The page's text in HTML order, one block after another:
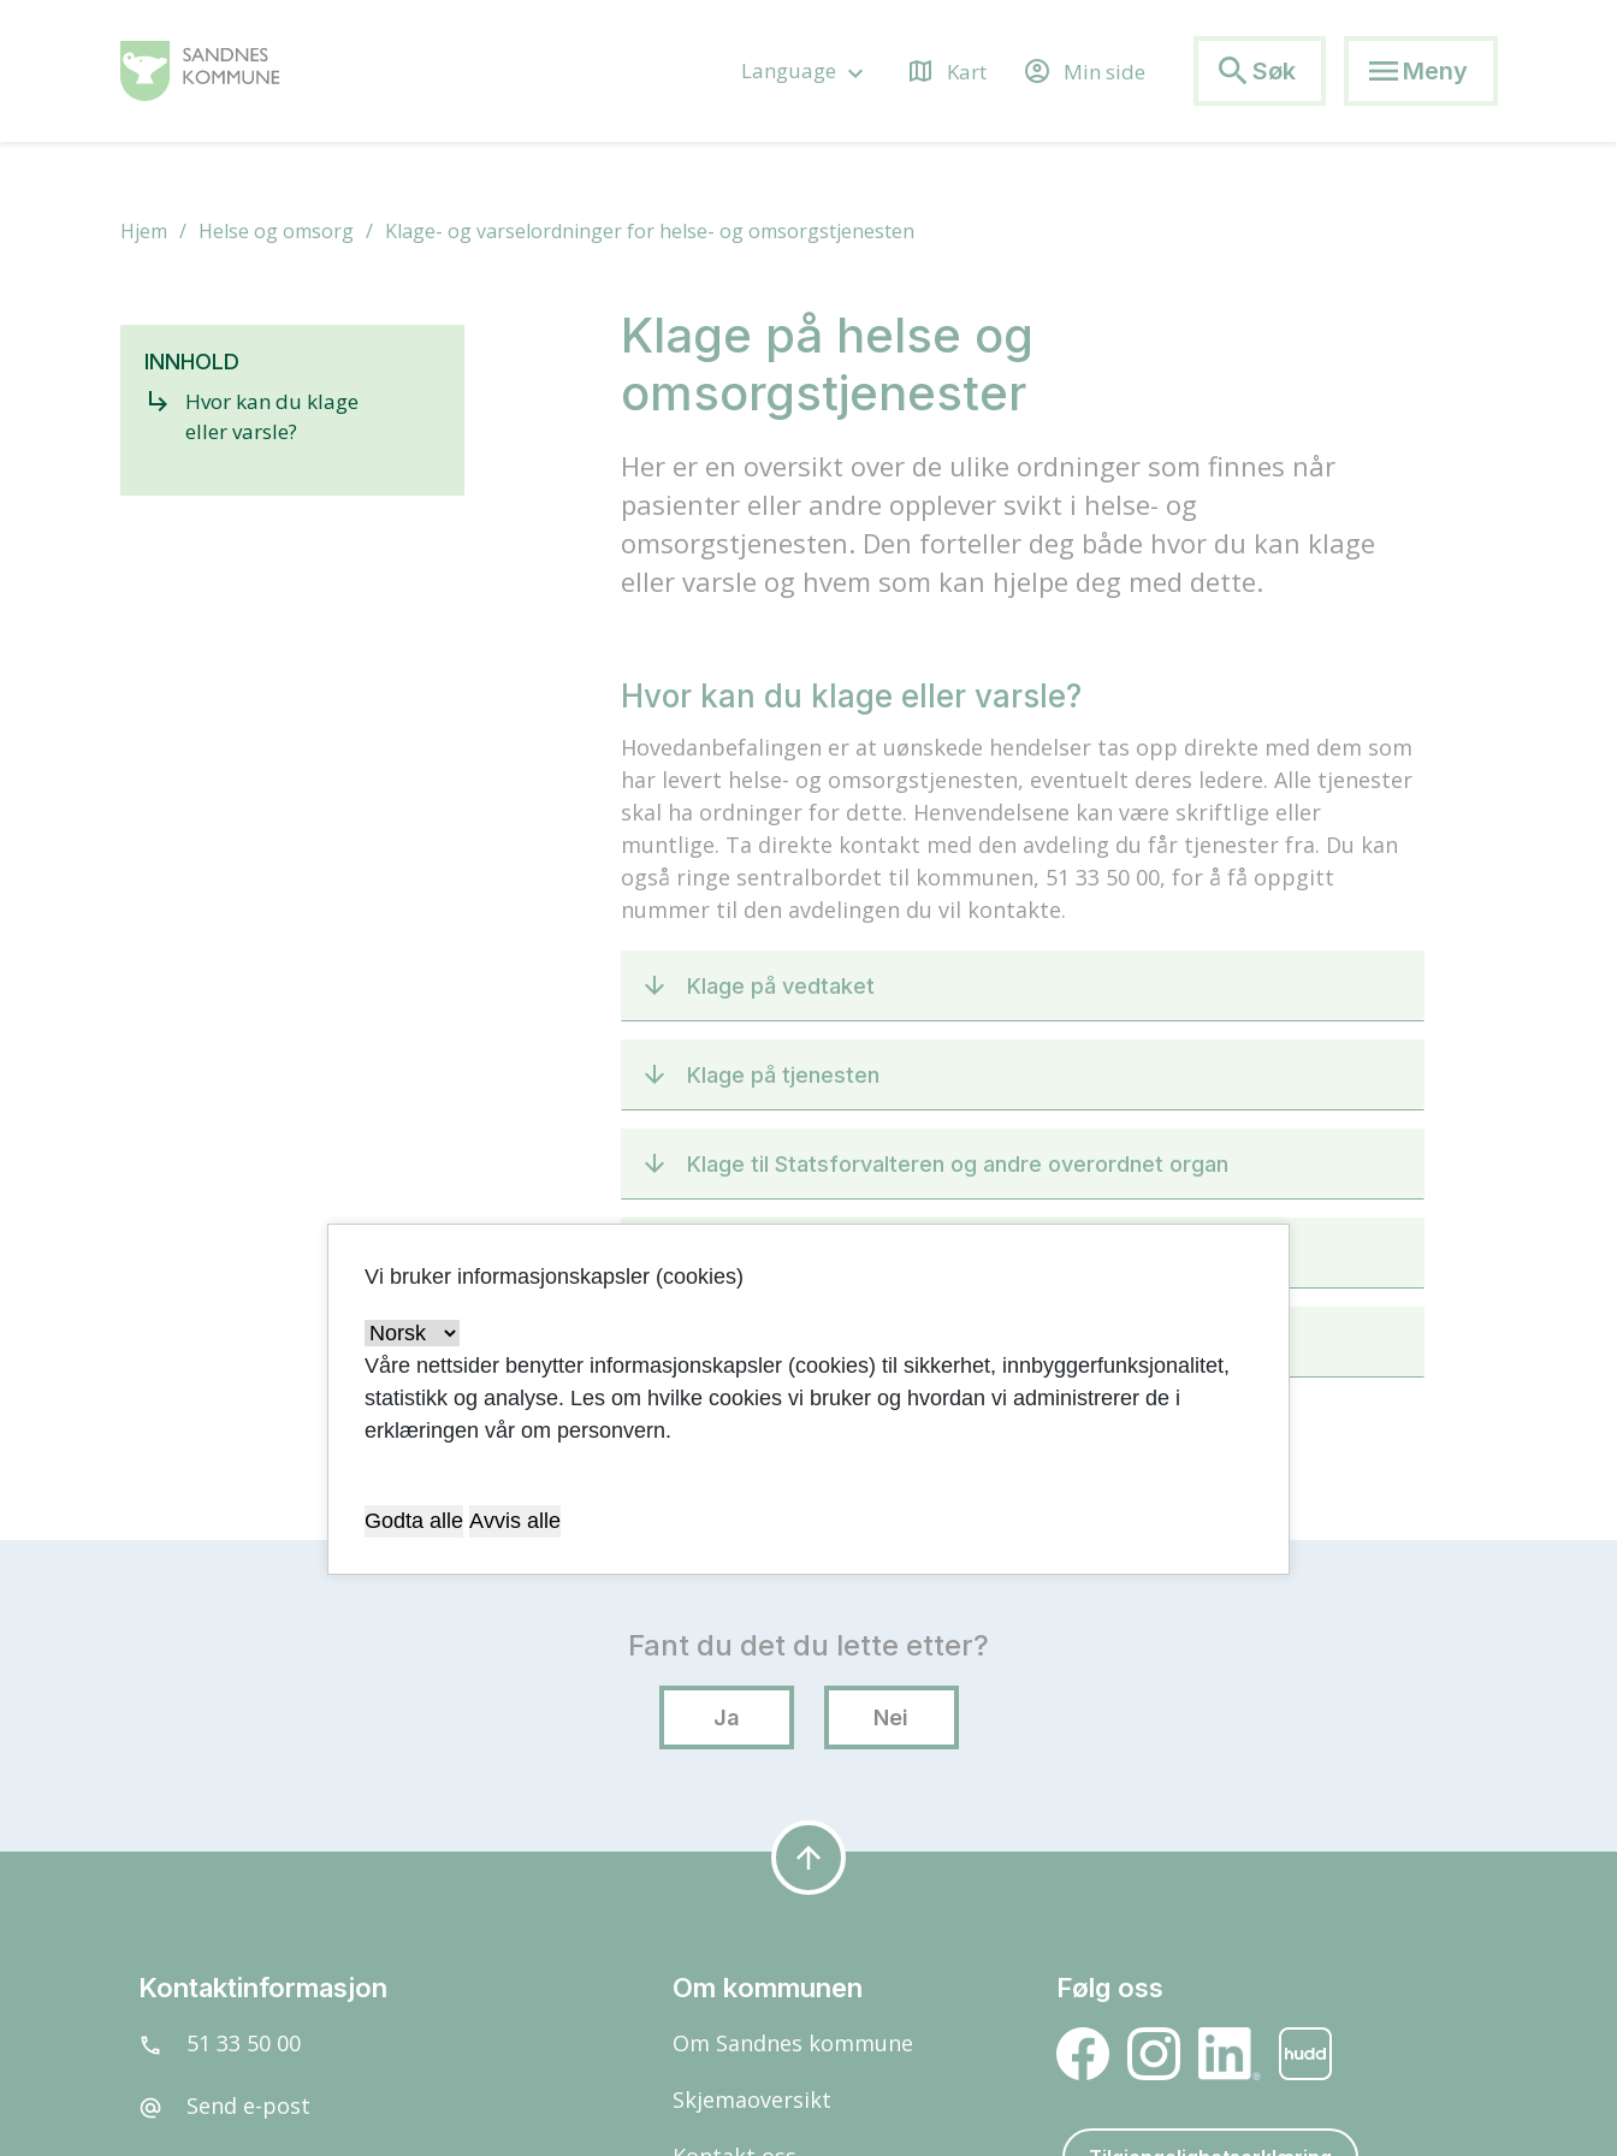
Language keyboard_arrow_down map Kart account_circle Min side search Søk menu Meny
Hjem Helse og omsorg Klage- og varselordninger for helse- og omsorgstjenesten
Klage på helse og
omsorgstjenester
Her er en oversikt over de ulike ordninger som finnes når
pasienter eller andre opplever svikt i helse- og
omsorgstjenesten. Den forteller deg både hvor du kan klage
eller varsle og hvem som kan hjelpe deg med dette.
INNHOLD
subdirectory_arrow_right
Hvor kan du klage
eller varsle?
Hvor kan du klage eller varsle?
Hovedanbefalingen er at uønskede hendelser tas opp direkte med dem som
har levert helse- og omsorgstjenesten, eventuelt deres ledere. Alle tjenester
skal ha ordninger for dette. Henvendelsene kan være skriftlige eller
muntlige. Ta direkte kontakt med den avdeling du får tjenester fra. Du kan
også ringe sentralbordet til kommunen, 51 33 50 00, for å få oppgitt
nummer til den avdelingen du vil kontakte.
Klage på vedtaket
Klage på tjenesten
Klage til Statsforvalteren og andre overordnet organ
arrow_upward
Kontaktinformasjon
call 51 33 50 00
alternate_email Send e-post
Om kommunen
Om Sandnes kommune
Skjemaoversikt
Følg oss
Vi bruker informasjonskapsler (cookies)
Våre nettsider benytter informasjonskapsler (cookies) til sikkerhet, innbyggerfunksjonalitet,
statistikk og analyse. Les om hvilke cookies vi bruker og hvordan vi administrerer de i
erklæringen vår om personvern.
Godta alle Avvis alle